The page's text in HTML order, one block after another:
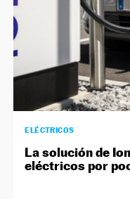
ELÉCTRICOS
La solución de
eléctricos por